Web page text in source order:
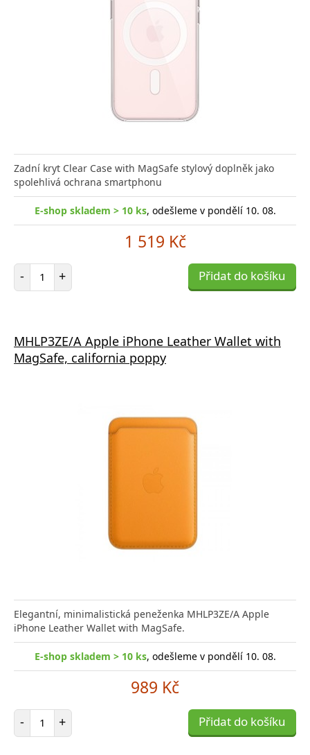
Zadní kryt Clear Case with MagSafe stylový doplněk jako
spolehlivá ochrana smartphonu
E-shop skladem > 10 ks, odešleme v pondělí 10. 08.
1 519 Kč
- Počet položek
+ Přidat do košíku
MHLP3ZE/A Apple iPhone Leather Wallet with
MagSafe, california poppy
Elegantní, minimalistická peneženka MHLP3ZE/A Apple
iPhone Leather Wallet with MagSafe.
E-shop skladem > 10 ks, odešleme v pondělí 10. 08.
989 Kč
- Počet položek
+ Přidat do košíku